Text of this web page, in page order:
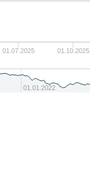
01.07.2025 01.10.2025
01.01.2022